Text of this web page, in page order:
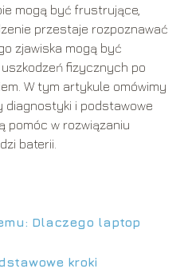
mogą być frustrujące,
przestaje rozpoznawać
zjawiska mogą być
fizycznych po
W tym artykule omówimy
diagnostyki i podstawowe
pomóc w rozwiązaniu
baterii.
Dlaczego laptop
kroki